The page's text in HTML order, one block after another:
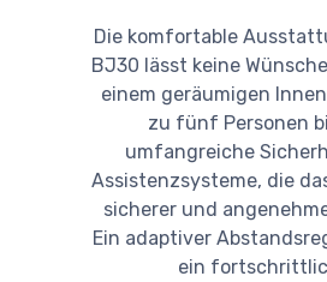
Die komfortable
BJ30 lässt keine
einem geräumigen
zu fünf Personen
umfangreiche
Assistenzsysteme, die
sicherer und
Ein adaptiver
ein